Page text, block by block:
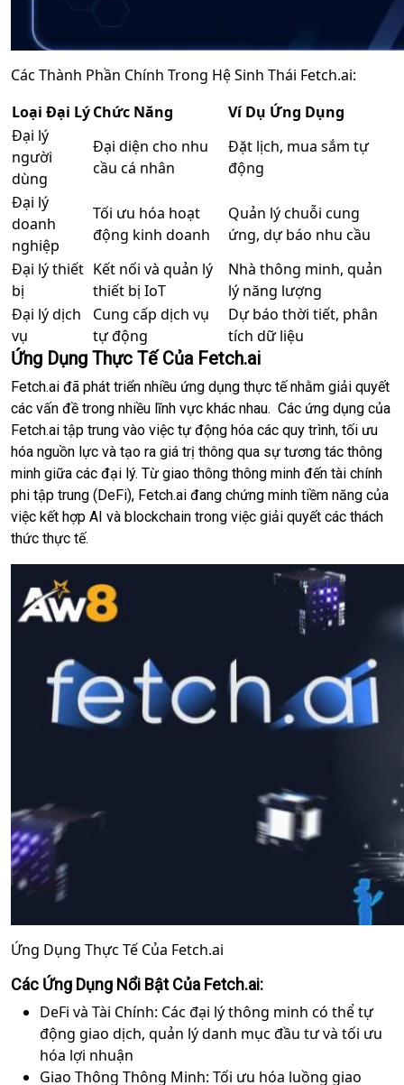
Các Thành Phần Chính Trong Hệ Sinh Thái Fetch.ai:
Loại Đại LýChức Năng
Ví Dụ Ứng Dụng
Đại lý
người
dùng
Đại diện cho nhu
cầu cá nhân
Đặt lịch, mua sắm tự
động
Đại lý
doanh
nghiệp
Tối ưu hóa hoạt
động kinh doanh
Quản lý chuỗi cung
ứng, dự báo nhu cầu
Đại lý thiết
bị
Kết nối và quản lý
thiết bị IoT
Nhà thông minh, quản
lý năng lượng
Đại lý dịch
vụ
Cung cấp dịch vụ
tự động
Dự báo thời tiết, phân
tích dữ liệu
Ứng Dụng Thực Tế Của Fetch.ai
Fetch.ai đã phát triển nhiều ứng dụng thực tế nhằm giải quyết
các vấn đề trong nhiều lĩnh vực khác nhau. Các ứng dụng của
Fetch.ai tập trung vào việc tự động hóa các quy trình, tối ưu
hóa nguồn lực và tạo ra giá trị thông qua sự tương tác thông
minh giữa các đại lý. Từ giao thông thông minh đến tài chính
phi tập trung (DeFi), Fetch.ai đang chứng minh tiềm năng của
việc kết hợp AI và blockchain trong việc giải quyết các thách
thức thực tế.
Ứng Dụng Thực Tế Của Fetch.ai
Các Ứng Dụng Nổi Bật Của Fetch.ai:
DeFi và Tài Chính: Các đại lý thông minh có thể tự
động giao dịch, quản lý danh mục đầu tư và tối ưu
hóa lợi nhuận
Giao Thông Thông Minh: Tối ưu hóa luồng giao